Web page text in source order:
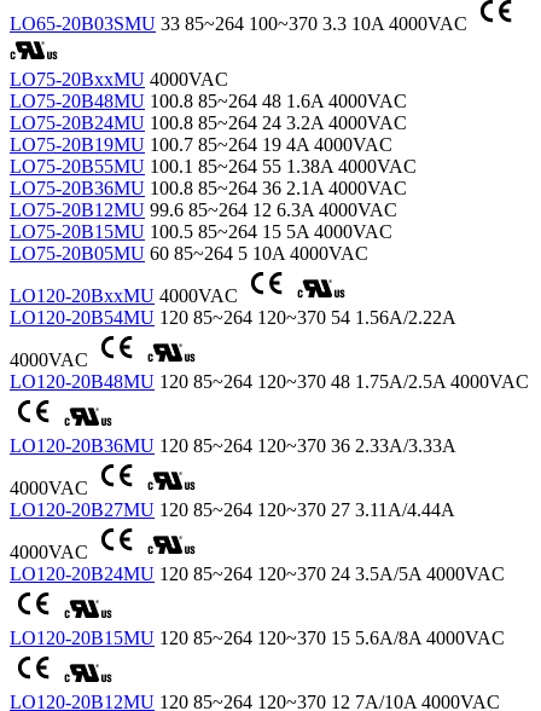
LO65-20B03SMU 33 85~264 100~370 3.3 10A 4000VAC
LO75-20BxxMU 4000VAC
LO75-20B48MU 100.8 85~264 48 1.6A 4000VAC
LO75-20B24MU 100.8 85~264 24 3.2A 4000VAC
LO75-20B19MU 100.7 85~264 19 4A 4000VAC
LO75-20B55MU 100.1 85~264 55 1.38A 4000VAC
LO75-20B36MU 100.8 85~264 36 2.1A 4000VAC
LO75-20B12MU 99.6 85~264 12 6.3A 4000VAC
LO75-20B15MU 100.5 85~264 15 5A 4000VAC
LO75-20B05MU 60 85~264 5 10A 4000VAC
LO120-20BxxMU 4000VAC
LO120-20B54MU 120 85~264 120~370 54 1.56A/2.22A
4000VAC
LO120-20B48MU 120 85~264 120~370 48 1.75A/2.5A 4000VAC
LO120-20B36MU 120 85~264 120~370 36 2.33A/3.33A
4000VAC
LO120-20B27MU 120 85~264 120~370 27 3.11A/4.44A
4000VAC
LO120-20B24MU 120 85~264 120~370 24 3.5A/5A 4000VAC
LO120-20B15MU 120 85~264 120~370 15 5.6A/8A 4000VAC
LO120-20B12MU 120 85~264 120~370 12 7A/10A 4000VAC